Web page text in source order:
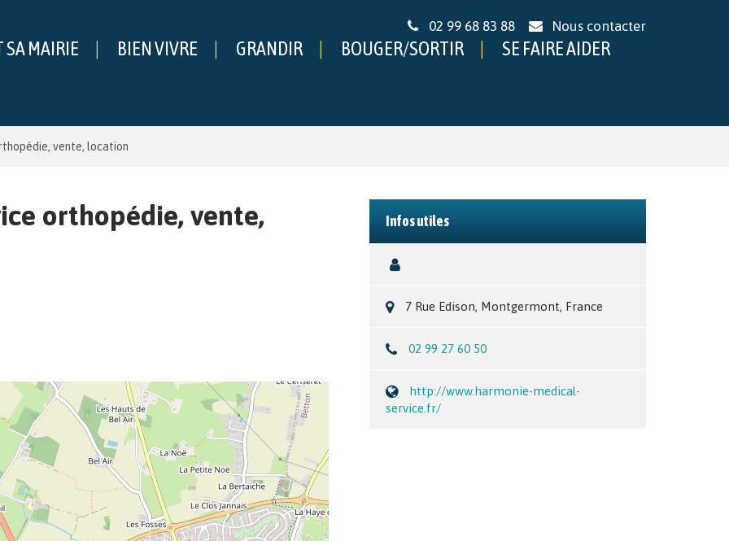
02 99 68 83 88 Nous contacter
SA MAIRIE BIEN VIVRE GRANDIR BOUGER/SORTIR
SE FAIRE AIDER
vente, location
orthopédie, vente, Infos utiles
7 Rue Edison, Montgermont, France
02 99 27 60 50
http://www.harmonie-medical-
service.fr/